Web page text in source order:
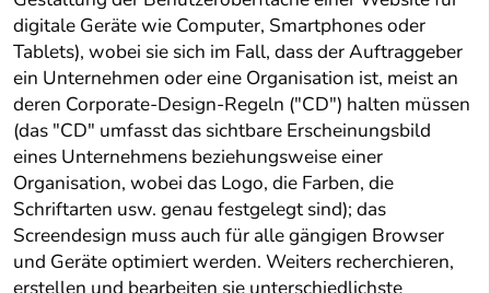
digitale Geräte wie Computer, Smartphones oder
Tablets), wobei sie sich im Fall, dass der Auftraggeber
ein Unternehmen oder eine Organisation ist, meist an
deren Corporate-Design-Regeln ("CD") halten müssen
(das "CD" umfasst das sichtbare Erscheinungsbild
eines Unternehmens beziehungsweise einer
Organisation, wobei das Logo, die Farben, die
Schriftarten usw. genau festgelegt sind); das
Screendesign muss auch für alle gängigen Browser
und Geräte optimiert werden. Weiters recherchieren,